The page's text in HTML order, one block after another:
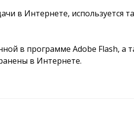
в Интернете, используется
в программе Adobe Flash, а
в Интернете.